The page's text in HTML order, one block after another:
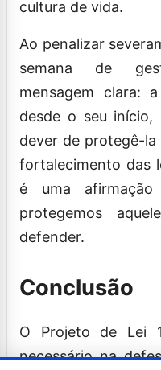
cultura de vida.
Ao penalizar
semana de
mensagem clara:
desde o seu início,
dever de protegê-la
fortalecimento das
é uma
protegemos
defender.
Conclusão
O Projeto de Lei
necessário na